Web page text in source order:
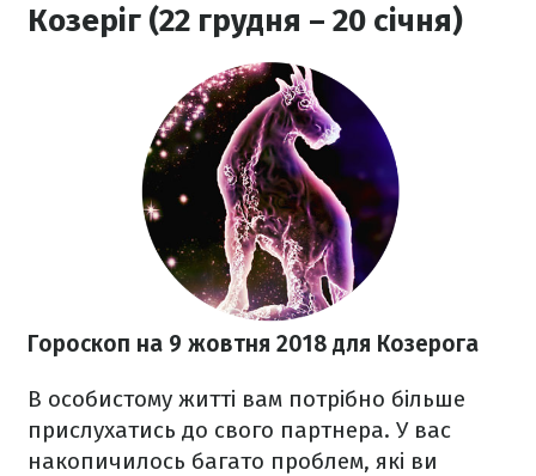
Козеріг (22 грудня – 20 січня)
Гороскоп на 9 жовтня 2018 для Козерога
В особистому житті вам потрібно більше
прислухатись до свого партнера. У вас
накопичилось багато проблем, які ви